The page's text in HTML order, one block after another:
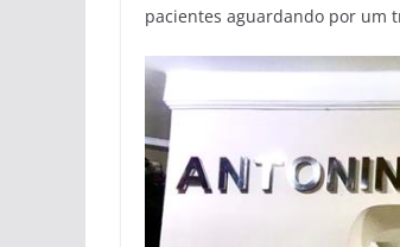
pacientes aguardando por um